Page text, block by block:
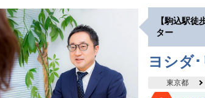
【駒込駅
ター
ヨシダ
東京都